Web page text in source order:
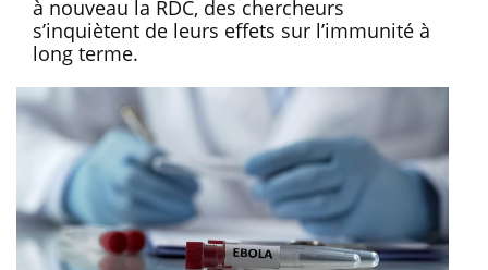
à nouveau la RDC, des chercheurs
s’inquiètent de leurs effets sur l’immunité à
long terme.